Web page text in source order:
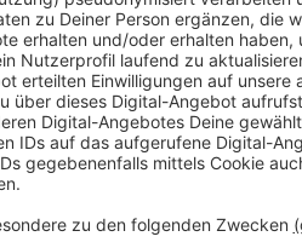
Haus sollen heute Abend
dann live dabei. Etwas früher
trifft das Team um 18
der Öffentlichkeit
am Sonntag um 15 Uhr in